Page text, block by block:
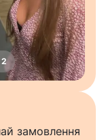
замовлення